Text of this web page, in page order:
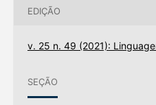
EDIÇÃO
v. 25 n. 49 (2021):
SEÇÃO